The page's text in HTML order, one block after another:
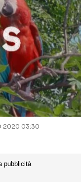
2020 03:30